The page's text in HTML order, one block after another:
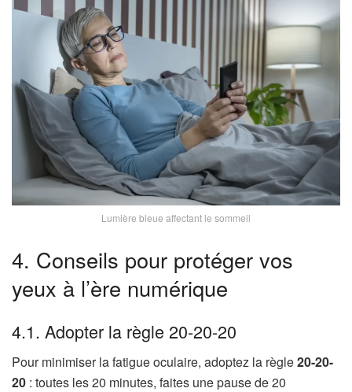
Lumière bleue affectant le sommeil
4. Conseils pour protéger vos
yeux à l’ère numérique
4.1. Adopter la règle 20-20-20
Pour minimiser la fatigue oculaire, adoptez la règle20-20-
20 : toutes les 20 minutes, faites une pause de 20